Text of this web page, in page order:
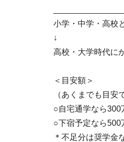
小学・中学・高校
↓
高校・大学時代に
＜目安額＞
（あくまでも目安
○自宅通学なら300
○下宿予定なら500
＊不足分は奨学金